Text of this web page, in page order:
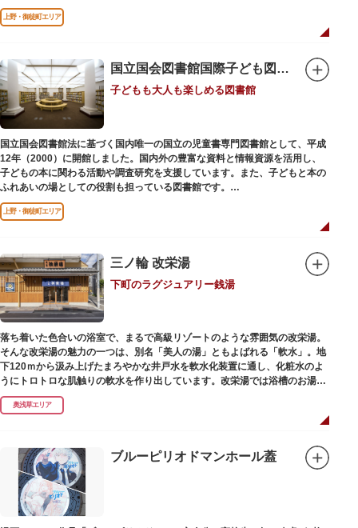
す。常連の方々を魅了するのは早朝のこの少し熱めの温度のお湯と昔ながら
の懐かしさでしょうか。
店頭の屋根瓦や格子型天井等も昭和から引き継がれてきている歴史あるもの
りとご覧ください。
上野・御徒町エリア
国立国会図書館国際子ども図書館
子どもも大人も楽しめる図書館
国立国会図書館法に基づく国内唯一の国立の児童書専門図書館として、平成
12年（2000）に開館しました。国内外の豊富な資料と情報資源を活用し、
子どもの本に関わる活動や調査研究を支援しています。また、子どもと本の
ふれあいの場としての役割も担っている図書館です。
レンガ棟は、明治39年（1906）に建てられた帝国図書館の建物を保存・再
利用しています。
上野・御徒町エリア
三ノ輪 改栄湯
下町のラグジュアリー銭湯
落ち着いた色合いの浴室で、まるで高級リゾートのような雰囲気の改栄湯。
そんな改栄湯の魅力の一つは、別名「美人の湯」ともよばれる「軟水」。地
下120ｍから汲み上げたまろやかな井戸水を軟水化装置に通し、化粧水のよ
うにトロトロな肌触りの軟水を作り出しています。改栄湯では浴槽のお湯か
らカランのお湯まですべてが軟水。お風呂上がりにはお肌しっとり、髪の毛
さらさらになれることまちがいなしです。お風呂の種類も多く、高濃度浸透
炭酸泉、シルキーバス、ジェットバス、サウナなど気分によって様々なお風
そしてお風呂上がりには、キンキンに冷えた生ビールやレモンサワーで乾杯
するもよし、改栄湯名物こだわりの生乳ソフトクリームを食べるのもよし、
どの年代の方々も、身も心も温まる幸せな空間となっています。オリジナル
グッズの販売もありますのでお立ち寄りの際にはぜひ覗いてみてください
ね。
奥浅草エリア
ブルーピリオドマンホール蓋